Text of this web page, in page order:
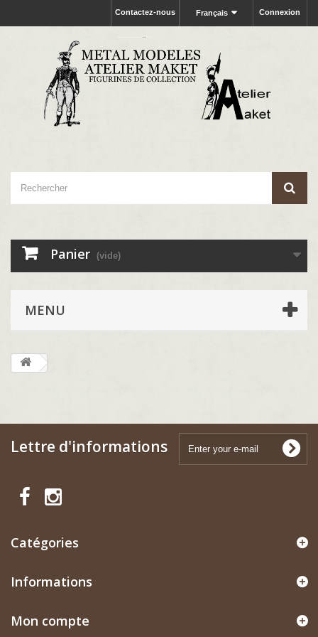
Connexion
Français
Contactez-nous
Panier (vide)
MENU
Lettre d'informations
Catégories
Informations
Mon compte